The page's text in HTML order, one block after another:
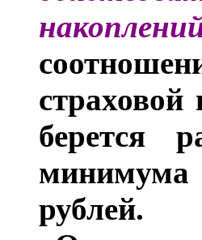
страховой
берется
минимума
рублей.